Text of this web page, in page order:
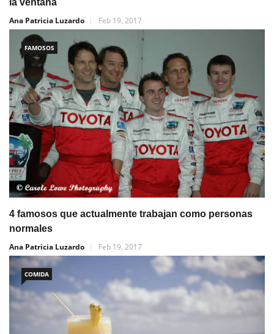
Ana Patricia Luzardo
Feb 19, 2017
FAMOSOS
4 famosos que actualmente trabajan como personas
normales
Ana Patricia Luzardo
Feb 19, 2017
COMIDA